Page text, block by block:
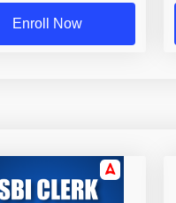
Enroll Now